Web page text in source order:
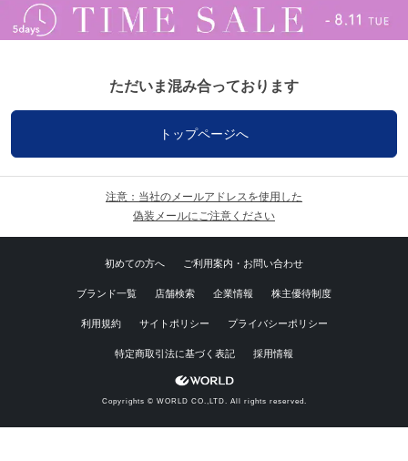
ただいま混み合っております
トップページへ
注意：当社のメールアドレスを使用した
偽装メールにご注意ください
初めての方へ ご利用案内・お問い合わせ
ブランド一覧 店舗検索 企業情報 株主優待制度
利用規約 サイトポリシー プライバシーポリシー
特定商取引法に基づく表記 採用情報
Copyrights © WORLD CO.,LTD. All rights reserved.